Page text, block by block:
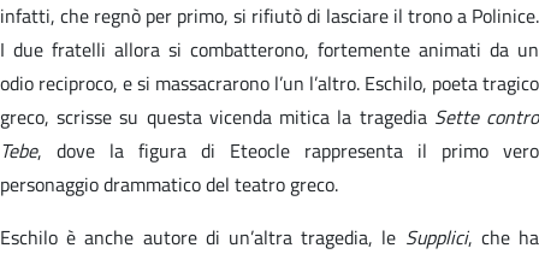
infatti, che regnò per primo, si rifiutò di lasciare il trono a Polinice.
I due fratelli allora si combatterono, fortemente animati da un
odio reciproco, e si massacrarono l’un l’altro. Eschilo, poeta tragico
greco, scrisse su questa vicenda mitica la tragedia Sette contro
Tebe, dove la figura di Eteocle rappresenta il primo vero
personaggio drammatico del teatro greco.
Eschilo è anche autore di un’altra tragedia, le Supplici, che ha